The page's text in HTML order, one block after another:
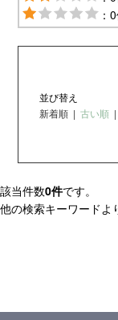
：
並び替え
新着順 | 古い順 |
該当件数0件です。
他の検索キーワードよ